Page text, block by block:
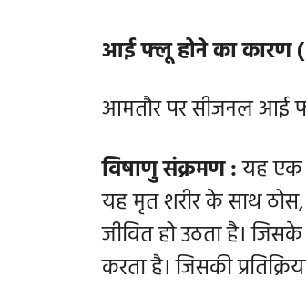
आई फ्लू होने का कारण
आमतौर पर सीजनल आई
विषाणु संक्रमण :यह एक
यह मृत शरीर के साथ
जीवित हो उठता है। जिसके
करता है। जिसकी